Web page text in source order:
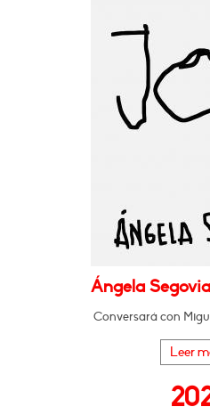
Ángela
Conversará con
Leer